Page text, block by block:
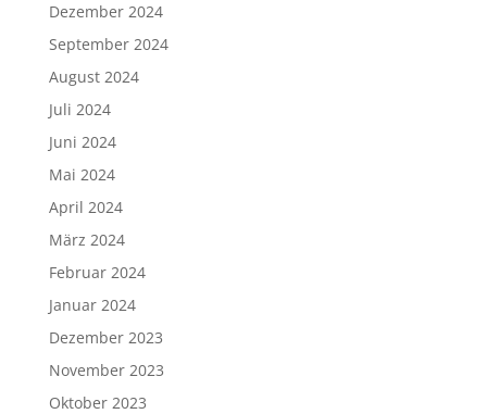
Dezember 2024
September 2024
August 2024
Juli 2024
Juni 2024
Mai 2024
April 2024
März 2024
Februar 2024
Januar 2024
Dezember 2023
November 2023
Oktober 2023